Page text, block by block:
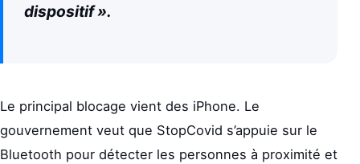
dispositif ».
Le principal blocage vient des iPhone. Le
gouvernement veut que StopCovid s’appuie sur le
Bluetooth pour détecter les personnes à proximité et